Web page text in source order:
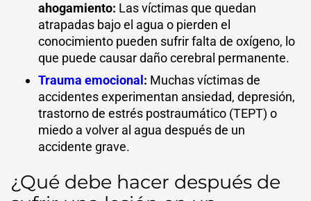
ahogamiento: Las víctimas que quedan
atrapadas bajo el agua o pierden el
conocimiento pueden sufrir falta de oxígeno, lo
que puede causar daño cerebral permanente.
Trauma emocional : Muchas víctimas de
accidentes experimentan ansiedad, depresión,
trastorno de estrés postraumático (TEPT) o
miedo a volver al agua después de un
accidente grave.
¿Qué debe hacer después de